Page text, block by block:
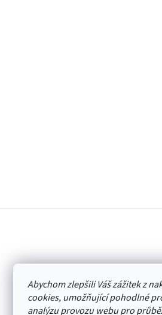
Abychom zlepšili Váš zážitek z
cookies, umožňující pohodlné
analýzu provozu webu pro